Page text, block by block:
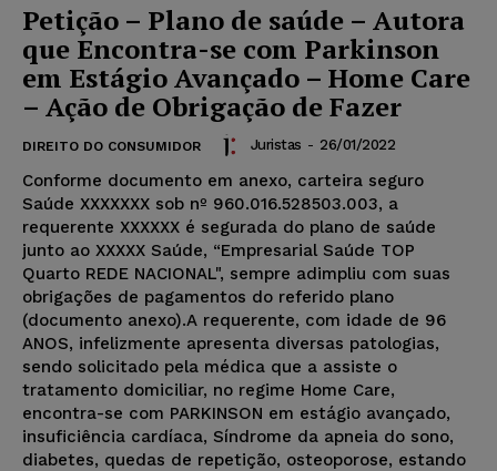
Petição – Plano de saúde – Autora
que Encontra-se com Parkinson
em Estágio Avançado – Home Care
– Ação de Obrigação de Fazer
DIREITO DO CONSUMIDOR Juristas - 26/01/2022
Conforme documento em anexo, carteira seguro
Saúde XXXXXXX sob nº 960.016.528503.003, a
requerente XXXXXX é segurada do plano de saúde
junto ao XXXXX Saúde, “Empresarial Saúde TOP
Quarto REDE NACIONAL", sempre adimpliu com suas
obrigações de pagamentos do referido plano
(documento anexo).A requerente, com idade de 96
ANOS, infelizmente apresenta diversas patologias,
sendo solicitado pela médica que a assiste o
tratamento domiciliar, no regime Home Care,
encontra-se com PARKINSON em estágio avançado,
insuficiência cardíaca, Síndrome da apneia do sono,
diabetes, quedas de repetição, osteoporose, estando